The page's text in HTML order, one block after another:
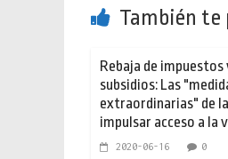
También te
Rebaja de impuestos
subsidios: Las
extraordinarias" de la
impulsar acceso a la
2020-06-16 0